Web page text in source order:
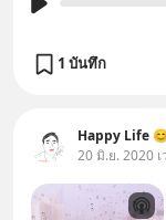
1 บันทึก
Happy Life
20 มิ.ย. 2020